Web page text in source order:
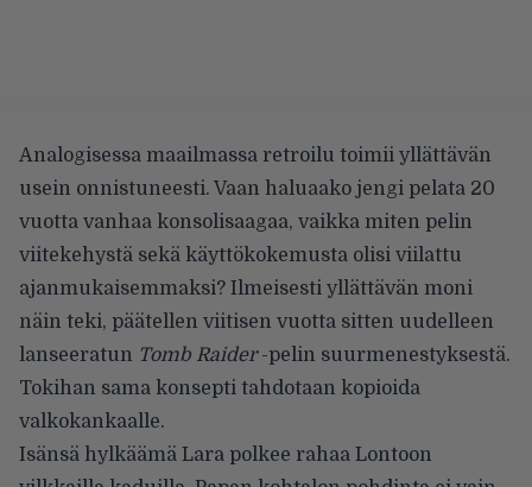
Analogisessa maailmassa retroilu toimii yllättävän
usein onnistuneesti. Vaan haluaako jengi pelata 20
vuotta vanhaa konsolisaagaa, vaikka miten pelin
viitekehystä sekä käyttökokemusta olisi viilattu
ajanmukaisemmaksi? Ilmeisesti yllättävän moni
näin teki, päätellen viitisen vuotta sitten uudelleen
lanseeratun Tomb Raider-pelin suurmenestyksestä.
Tokihan sama konsepti tahdotaan kopioida
valkokankaalle.
Isänsä hylkäämä Lara polkee rahaa Lontoon